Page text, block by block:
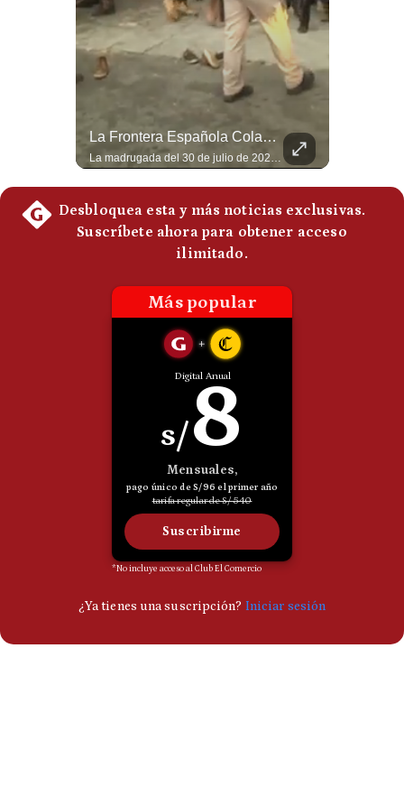
Frecuentes
La Frontera Española Colapsa ¿Qué Está Pasando En Ceuta? | Gestión Mundo